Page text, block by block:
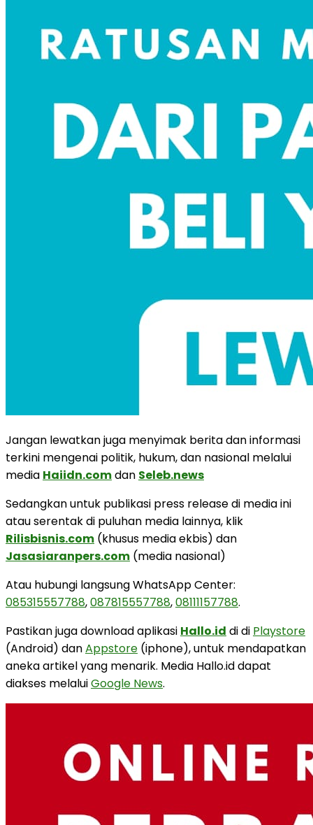
Jangan lewatkan juga menyimak berita dan informasi
terkini mengenai politik, hukum, dan nasional melalui
media Haiidn.comdan Seleb.news
Sedangkan untuk publikasi press release di media ini
atau serentak di puluhan media lainnya, klik
Rilisbisnis.com (khusus media ekbis) dan
Jasasiaranpers.com (media nasional)
Atau hubungi langsung WhatsApp Center:
085315557788,087815557788,08111157788.
Pastikan juga download aplikasi Hallo.id di di Playstore
(Android) danAppstore (iphone), untuk mendapatkan
aneka artikel yang menarik. Media Hallo.id dapat
diakses melaluiGoogle News.